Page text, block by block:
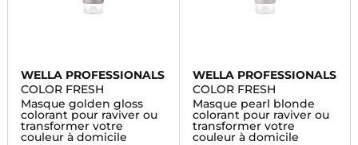
WELLA PROFESSIONALS
COLOR FRESH
Masque golden gloss
colorant pour raviver ou
transformer votre
couleur à domicile
WELLA PROFESSIONALS
COLOR FRESH
Masque pearl blonde
colorant pour raviver ou
transformer votre
couleur à domicile